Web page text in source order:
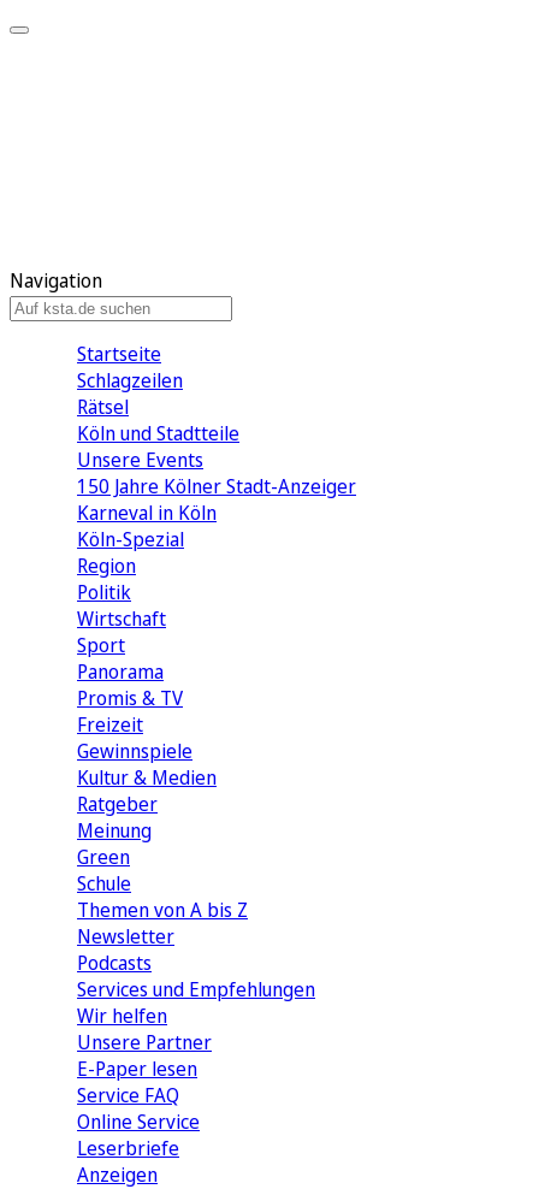
Navigation
Startseite
Schlagzeilen
Rätsel
Köln und Stadtteile
Unsere Events
150 Jahre Kölner Stadt-Anzeiger
Karneval in Köln
Köln-Spezial
Region
Politik
Wirtschaft
Sport
Panorama
Promis & TV
Freizeit
Gewinnspiele
Kultur & Medien
Ratgeber
Meinung
Green
Schule
Themen von A bis Z
Newsletter
Podcasts
Services und Empfehlungen
Wir helfen
Unsere Partner
E-Paper lesen
Service FAQ
Online Service
Leserbriefe
Anzeigen